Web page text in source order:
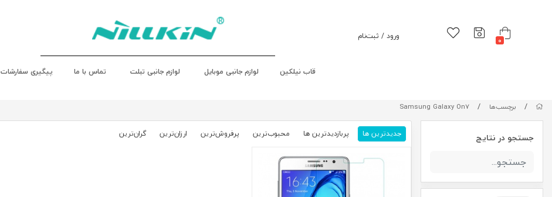
0 ورود / ثبت‌نام
قاب نیلکین لوازم جانبی موبایل لوازم جانبی تبلت تماس با ما پیگیری سفارشات
/ برچسب‌ها /
Samsung Galaxy On7
جستجو در نتایج جدیدترین ها پربازدیدترین ها محبوب‌‌ترین پرفروش‌ترین ارزان‌ترین گران‌ترین